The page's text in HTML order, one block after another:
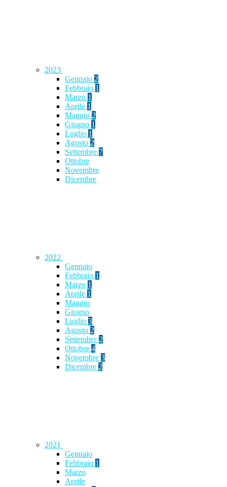
2023
Gennaio 2
Febbraio 1
Marzo 1
Aprile 1
Maggio 2
Giugno 1
Luglio 1
Agosto 2
Settembre 7
Ottobre
Novembre
Dicembre
2022
Gennaio
Febbraio 1
Marzo 1
Aprile 1
Maggio
Giugno
Luglio 3
Agosto 2
Settembre 2
Ottobre 4
Novembre 3
Dicembre 2
2021
Gennaio
Febbraio 1
Marzo
Aprile